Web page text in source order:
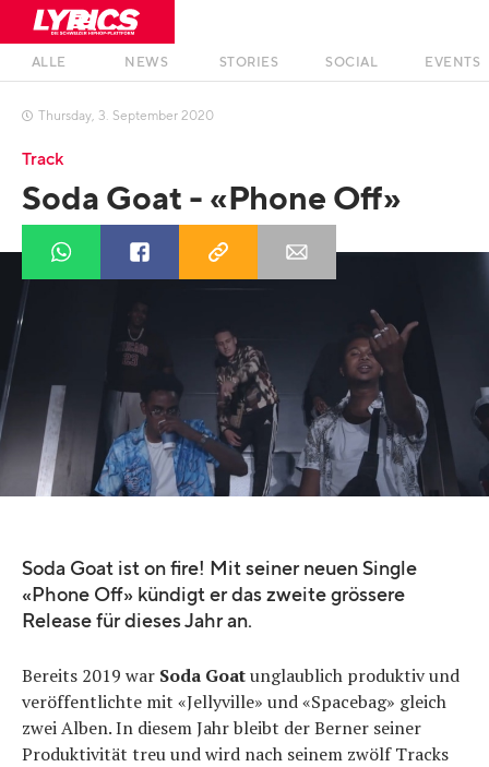
ALLE NEWS STORIES SOCIAL EVENTS
 Thursday, 3. September 2020
Track
Soda Goat - «Phone Off»
Quelle: Youtube
Soda Goat ist on fire! Mit seiner neuen Single
«Phone Off» kündigt er das zweite grössere
Release für dieses Jahr an.
Bereits 2019 war Soda Goatunglaublich produktiv und
veröffentlichte mit «Jellyville» und «Spacebag» gleich
zwei Alben. In diesem Jahr bleibt der Berner seiner
Produktivität treu und wird nach seinem zwölf Tracks